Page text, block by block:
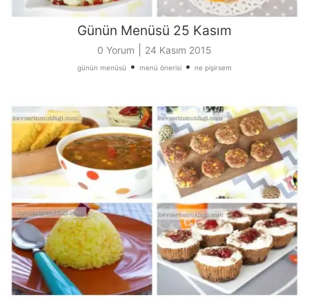
Günün Menüsü 25 Kasım
0 Yorum 24 Kasım 2015
günün menüsü • menü önerisi • ne pişirsem